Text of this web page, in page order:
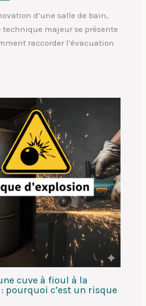
d’une salle de bain,
technique majeur se présente
raccorder l’évacuation
cuve à fioul à la
pourquoi c’est un risque